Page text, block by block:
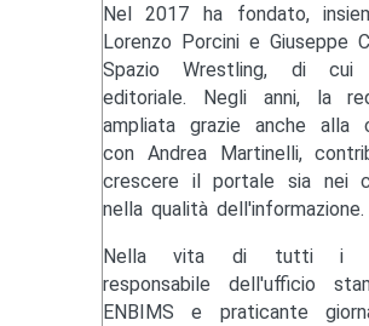
Nel 2017 ha fondato,
Lorenzo Porcini e Giuseppe
Spazio Wrestling, di
editoriale. Negli anni, la
ampliata grazie anche alla
con Andrea Martinelli,
crescere il portale sia nei
nella qualità dell'informazione.
Nella vita di tutti i
responsabile dell'ufficio
ENBIMS e praticante